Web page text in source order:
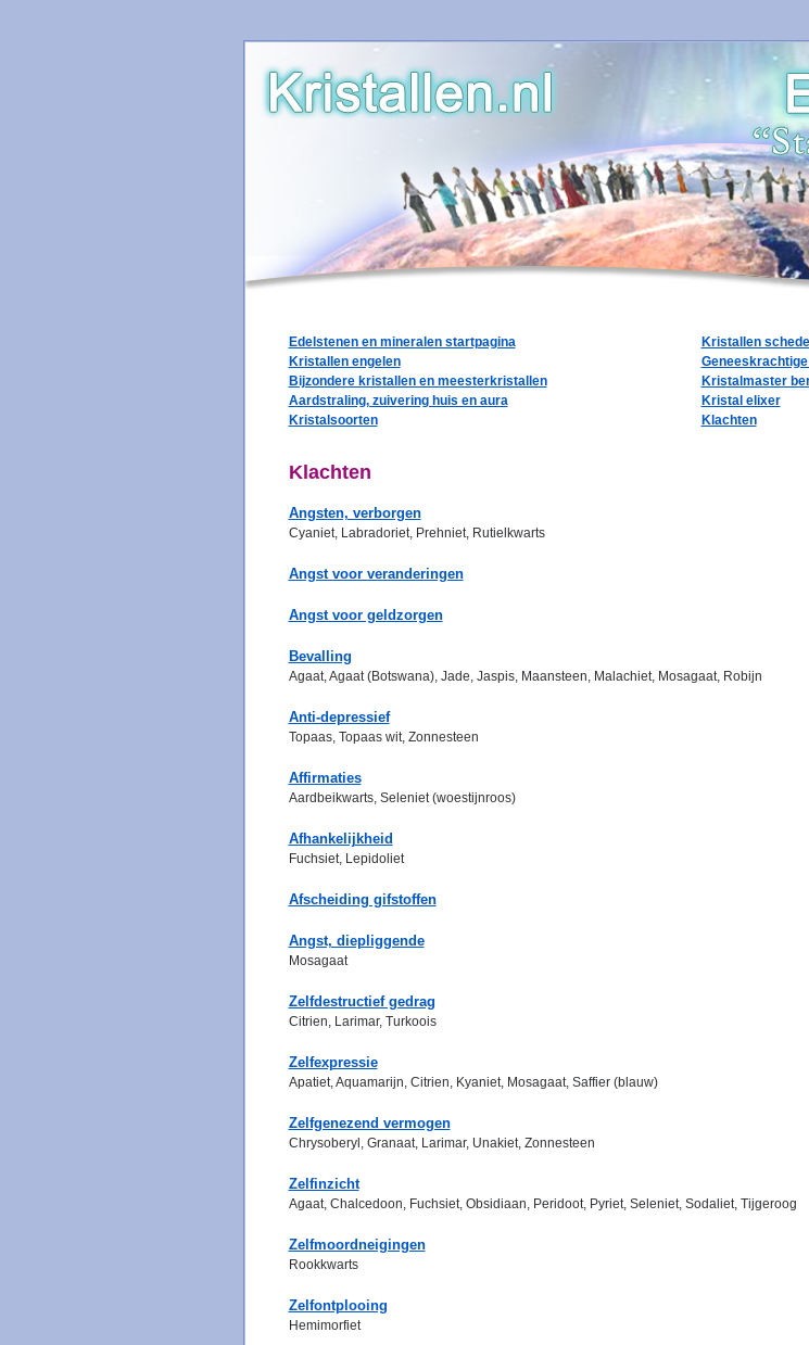
Edelstenen en mineralen startpagina
Kristallen
Kristallen engelen
Bijzondere kristallen en meesterkristallen
Kristalmaster
Aardstraling, zuivering huis en aura
Kristal elixer
Kristalsoorten
Klachten
Klachten
Angsten, verborgen
Cyaniet, Labradoriet, Prehniet, Rutielkwarts
Angst voor veranderingen
Angst voor geldzorgen
Bevalling
Agaat, Agaat (Botswana), Jade, Jaspis, Maansteen, Malachiet, Mosagaat, Robijn
Anti-depressief
Topaas, Topaas wit, Zonnesteen
Affirmaties
Aardbeikwarts, Seleniet (woestijnroos)
Afhankelijkheid
Fuchsiet, Lepidoliet
Afscheiding gifstoffen
Angst, diepliggende
Mosagaat
Zelfdestructief gedrag
Citrien, Larimar, Turkoois
Zelfexpressie
Apatiet, Aquamarijn, Citrien, Kyaniet, Mosagaat, Saffier (blauw)
Zelfgenezend vermogen
Chrysoberyl, Granaat, Larimar, Unakiet, Zonnesteen
Zelfinzicht
Agaat, Chalcedoon, Fuchsiet, Obsidiaan, Peridoot, Pyriet, Seleniet, Sodaliet, Tijgeroog
Zelfmoordneigingen
Rookkwarts
Zelfontplooing
Hemimorfiet